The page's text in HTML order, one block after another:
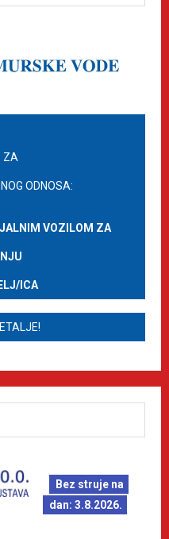
ZA
ODNOSA:
VOZILOM ZA
ICA
Bez struje na
dan: 3.8.2026.